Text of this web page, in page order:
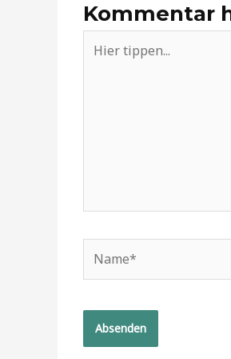
Kommentar
tippen...